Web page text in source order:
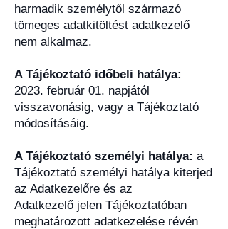
harmadik személytől származó
tömeges adatkitöltést adatkezelő
nem alkalmaz.
A Tájékoztató időbeli hatálya:
2023. február 01. napjától
visszavonásig, vagy a Tájékoztató
módosításáig.
A Tájékoztató személyi hatálya: a
Tájékoztató személyi hatálya kiterjed
az Adatkezelőre és az
Adatkezelő jelen Tájékoztatóban
meghatározott adatkezelése révén